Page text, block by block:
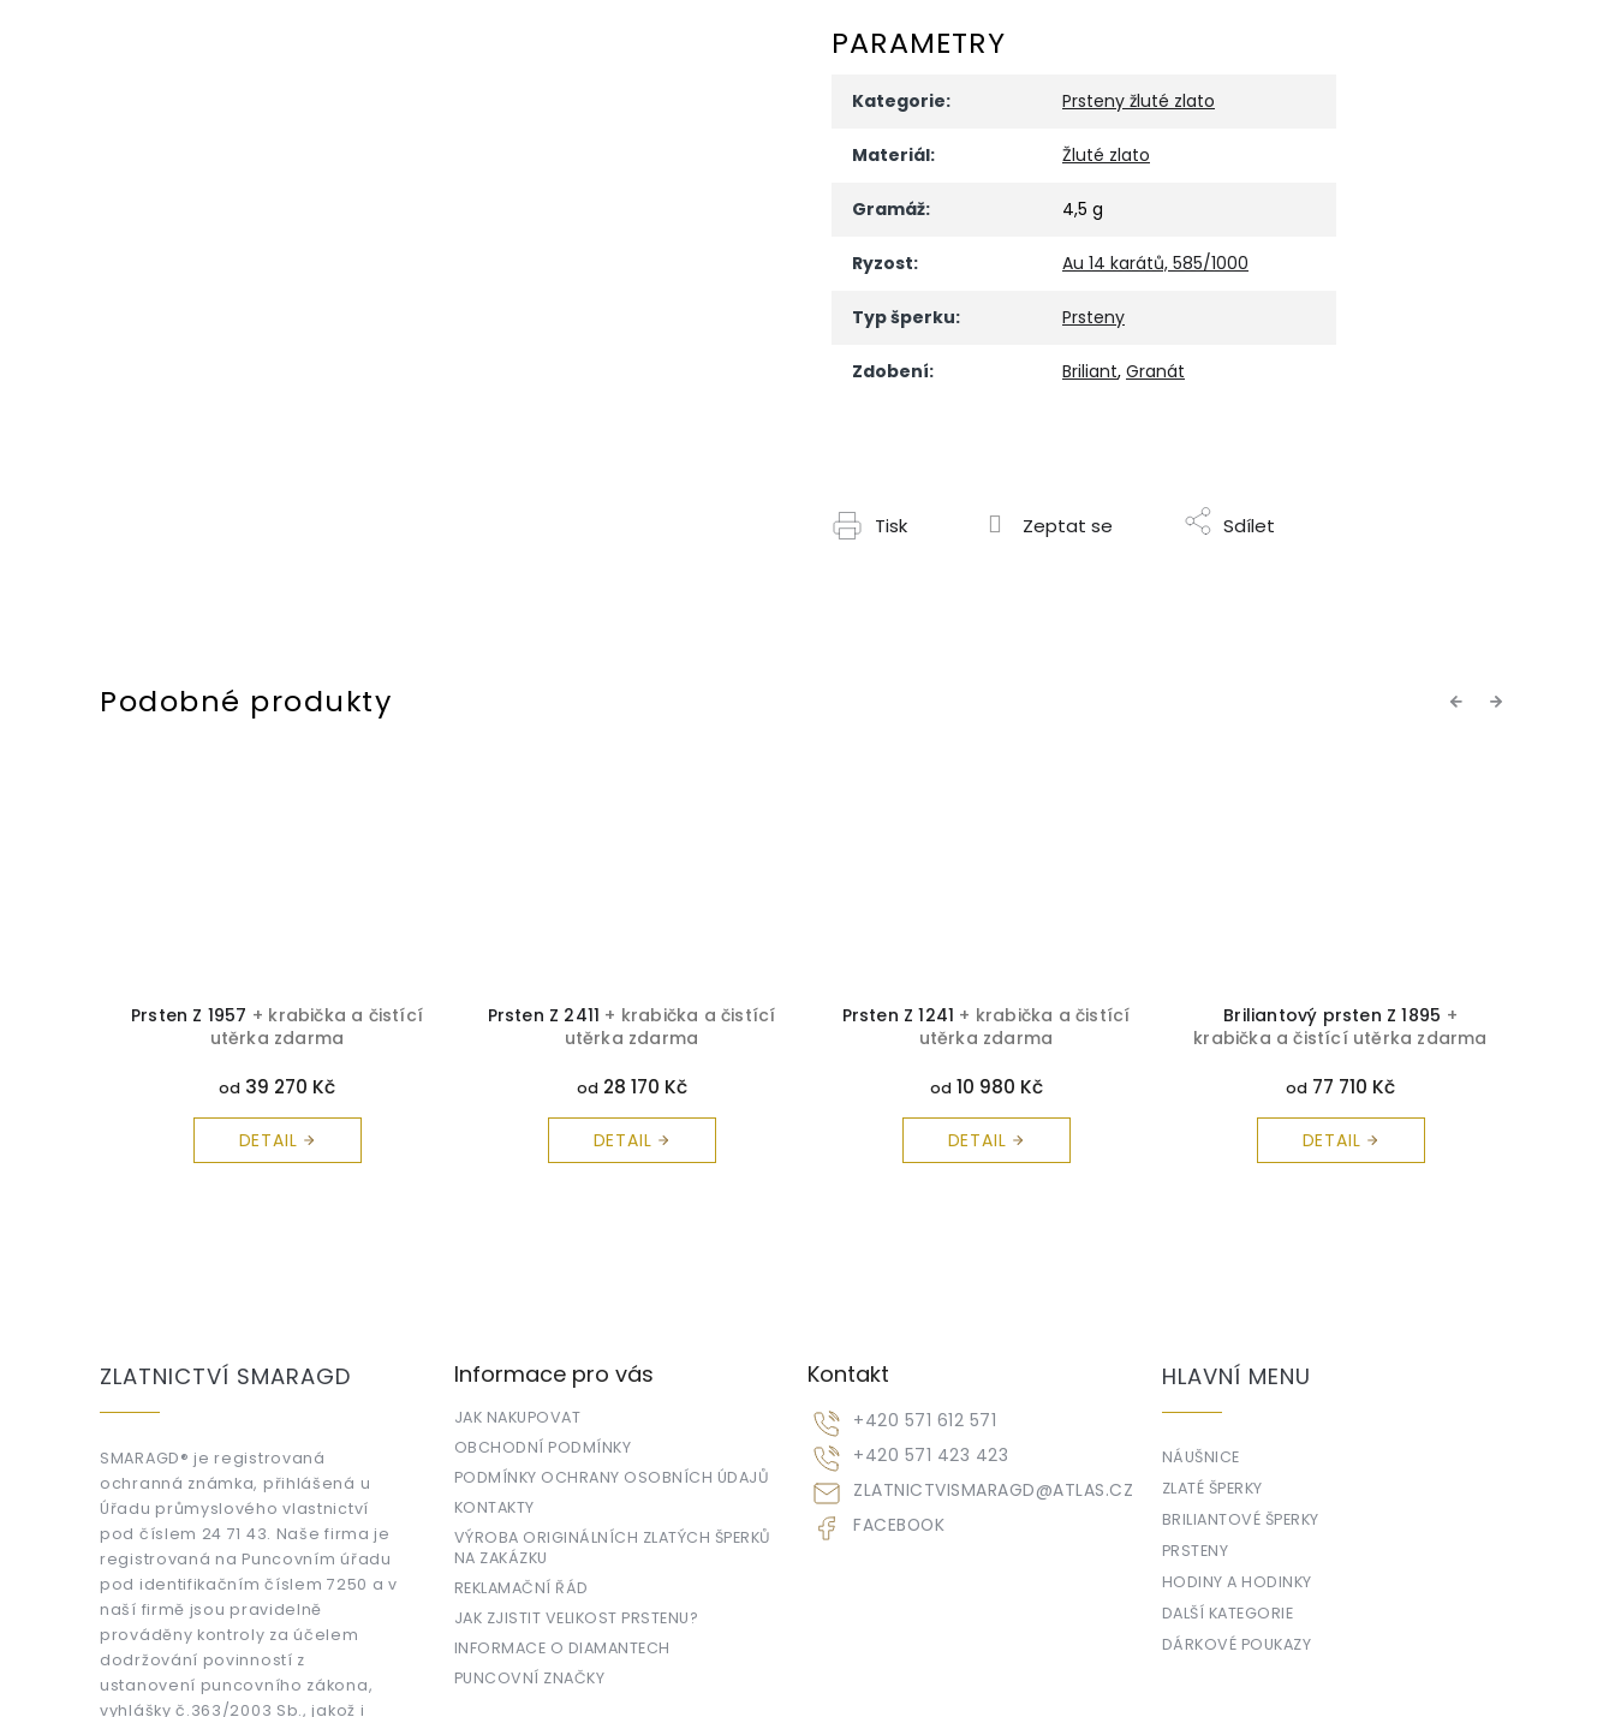
PARAMETRY
Kategorie: Prsteny žluté zlato
Materiál: Žluté zlato
Gramáž: 4,5 g
Ryzost: Au 14 karátů, 585/1000
Typ šperku: Prsteny
Zdobení: Briliant, Granát
Tisk Zeptat se Sdílet
Previous
Prsten Z 1957 + krabička a čistící
utěrka zdarma
od 39 270 Kč
DETAIL
Prsten Z 2411 + krabička a čistící
utěrka zdarma
od28 170 Kč
DETAIL
Prsten Z 1241 + krabička a čistící
utěrka zdarma
od10 980 Kč
DETAIL
Briliantový prsten Z 1895 +
krabička a čistící utěrka zdarma
od 77 710 Kč
DETAIL
Next
ZLATNICTVÍ SMARAGD
SMARAGD® je registrovaná
ochranná známka, přihlášená u
Úřadu průmyslového vlastnictví
pod číslem 24 71 43. Naše firma je
registrovaná na Puncovním úřadu
pod identifikačním číslem 7250 a v
naší firmě jsou pravidelně
prováděny kontroly za účelem
dodržování povinností z
ustanovení puncovního zákona,
vyhlášky č.363/2003 Sb., jakož i
Informace pro vás
JAK NAKUPOVAT
OBCHODNÍ PODMÍNKY
PODMÍNKY OCHRANY OSOBNÍCH ÚDAJŮ
KONTAKTY
VÝROBA ORIGINÁLNÍCH ZLATÝCH ŠPERKŮ
NA ZAKÁZKU
REKLAMAČNÍ ŘÁD
JAK ZJISTIT VELIKOST PRSTENU?
INFORMACE O DIAMANTECH
PUNCOVNÍ ZNAČKY
Kontakt
ZLATNICTVISMARAGD@ATLAS.CZ
+420 571 612 571
+420 571 423 423
FACEBOOK
HLAVNÍ MENU
NÁUŠNICE
ZLATÉ ŠPERKY
BRILIANTOVÉ ŠPERKY
PRSTENY
HODINY A HODINKY
DALŠÍ KATEGORIE
DÁRKOVÉ POUKAZY